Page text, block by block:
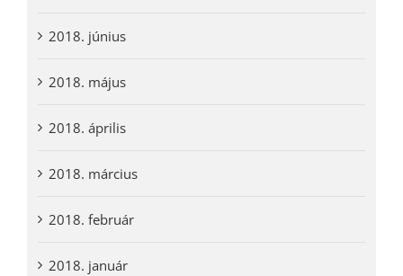
2018. június
2018. május
2018. április
2018. március
2018. február
2018. január